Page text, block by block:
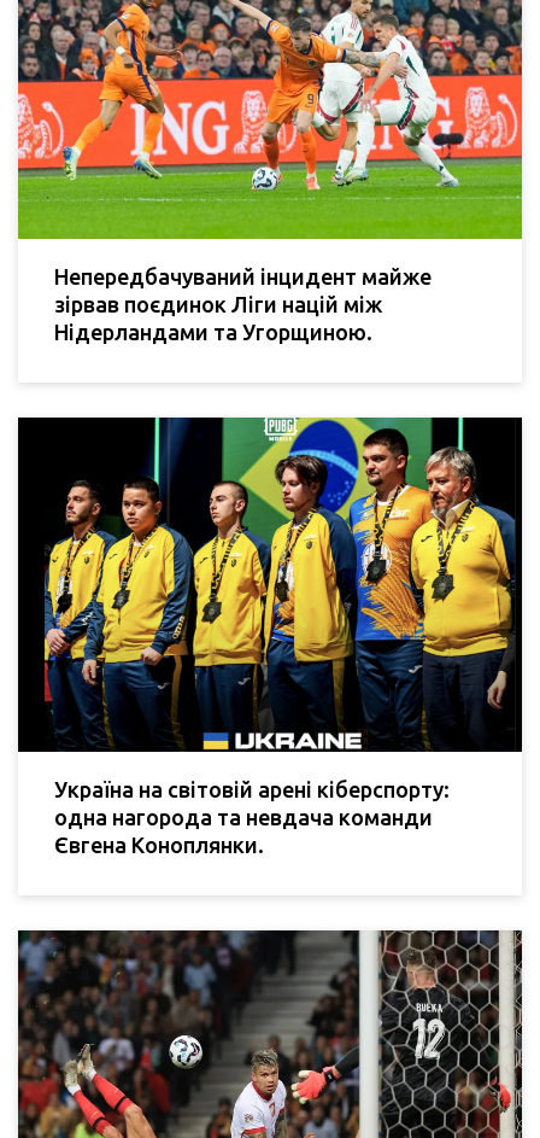
Непередбачуваний інцидент майже
зірвав поєдинок Ліги націй між
Нідерландами та Угорщиною.
Україна на світовій арені кіберспорту:
одна нагорода та невдача команди
Євгена Коноплянки.